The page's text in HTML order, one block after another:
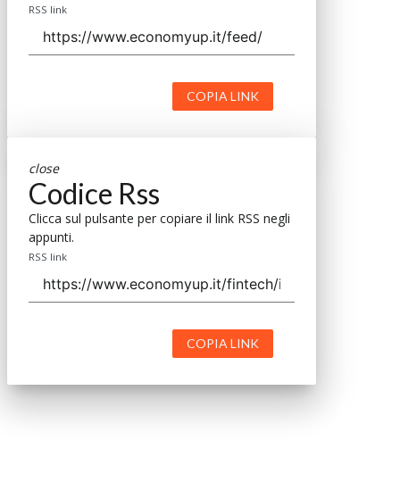
RSS link
COPIA LINK
close
Codice Rss
Clicca sul pulsante per copiare il link RSS negli
appunti.
RSS link
COPIA LINK